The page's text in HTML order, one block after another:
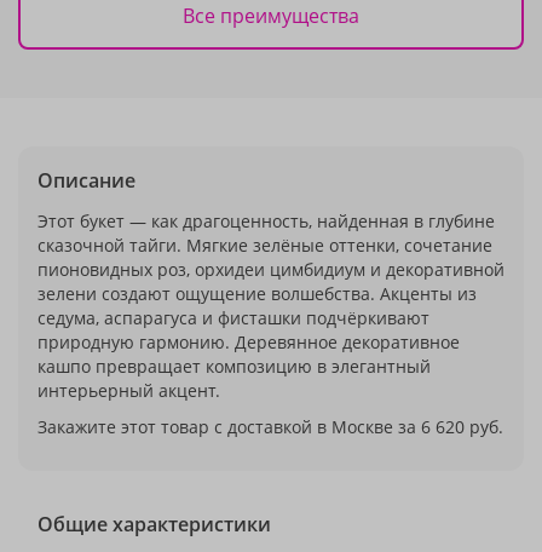
Все преимущества
Описание
Этот букет — как драгоценность, найденная в глубине
сказочной тайги. Мягкие зелёные оттенки, сочетание
пионовидных роз, орхидеи цимбидиум и декоративной
зелени создают ощущение волшебства. Акценты из
седума, аспарагуса и фисташки подчёркивают
природную гармонию. Деревянное декоративное
кашпо превращает композицию в элегантный
интерьерный акцент.
Закажите этот товар с доставкой в Москве за 6 620 руб.
Общие характеристики